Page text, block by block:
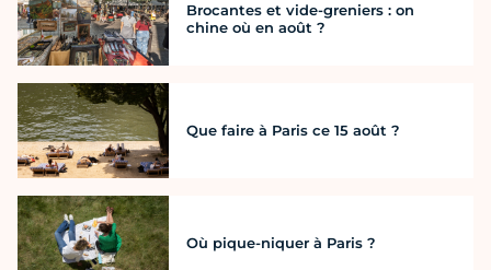
Brocantes et vide-greniers : on
chine où en août ?
Que faire à Paris ce 15 août ?
Où pique-niquer à Paris ?